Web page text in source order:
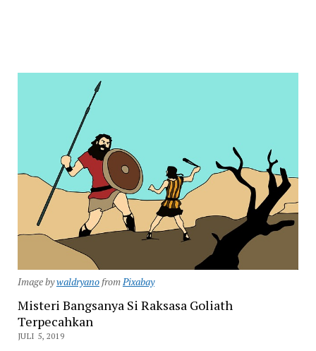
Image bywaldryanofromPixabay
Misteri Bangsanya Si Raksasa Goliath
Terpecahkan
JULI 5, 2019